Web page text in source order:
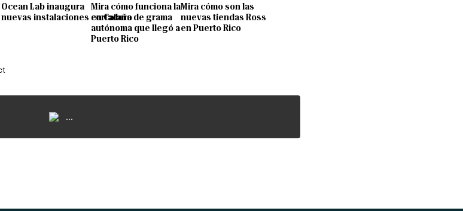
Ocean Lab inaugura
nuevas instalaciones en Cataño
Mira cómo funciona la
cortadora de grama
autónoma que llegó a
Puerto Rico
Mira cómo son las
nuevas tiendas Ross
en Puerto Rico
...